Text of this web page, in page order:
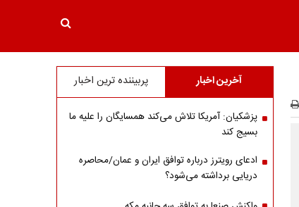
آخرین اخبار پربیننده ترین اخبار
پزشکیان: آمریکا تلاش می‌کند همسایگان را علیه ما
بسیج کند
ادعای رویترز درباره توافق ایران و عمان/محاصره
دریایی برداشته می‌شود؟